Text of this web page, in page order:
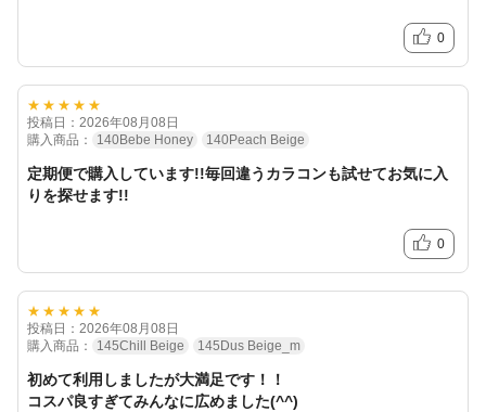
0
★★★★★
投稿日：2026年08月08日
購入商品：
140Bebe Honey 140Peach Beige
定期便で購入しています!!毎回違うカラコンも試せてお気に入
りを探せます!!
0
★★★★★
投稿日：2026年08月08日
購入商品：
145Chill Beige 145Dus Beige_m
初めて利用しましたが大満足です！！
コスパ良すぎてみんなに広めました(^^)